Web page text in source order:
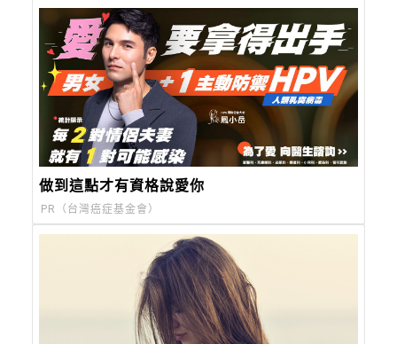
做到這點才有資格說愛你
PR（台灣癌症基金會）